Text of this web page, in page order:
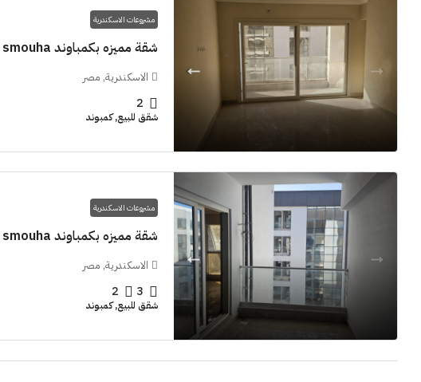
مشروعات الاسكندرية
شقة مميزه بكمباوند 129m Grand View smouha
الاسكندرية, مصر
2
شقق للبيع, كمبوند
مشروعات الاسكندرية
شقة مميزه بكمباوند 173m Grand View smouha
الاسكندرية, مصر
3
2
شقق للبيع, كمبوند
الشيخ زايد